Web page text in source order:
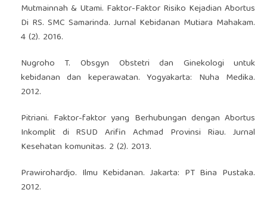
Mutmainnah & Utami. Faktor-Faktor Risiko Kejadian Abortus
Di RS. SMC Samarinda. Jurnal Kebidanan Mutiara Mahakam.
4 (2). 2016.
Nugroho T. Obsgyn Obstetri dan Ginekologi untuk
kebidanan dan keperawatan. Yogyakarta: Nuha Medika.
2012.
Pitriani. Faktor-faktor yang Berhubungan dengan Abortus
Inkomplit di RSUD Arifin Achmad Provinsi Riau. Jurnal
Kesehatan komunitas. 2 (2). 2013.
Prawirohardjo. Ilmu Kebidanan. Jakarta: PT Bina Pustaka.
2012.